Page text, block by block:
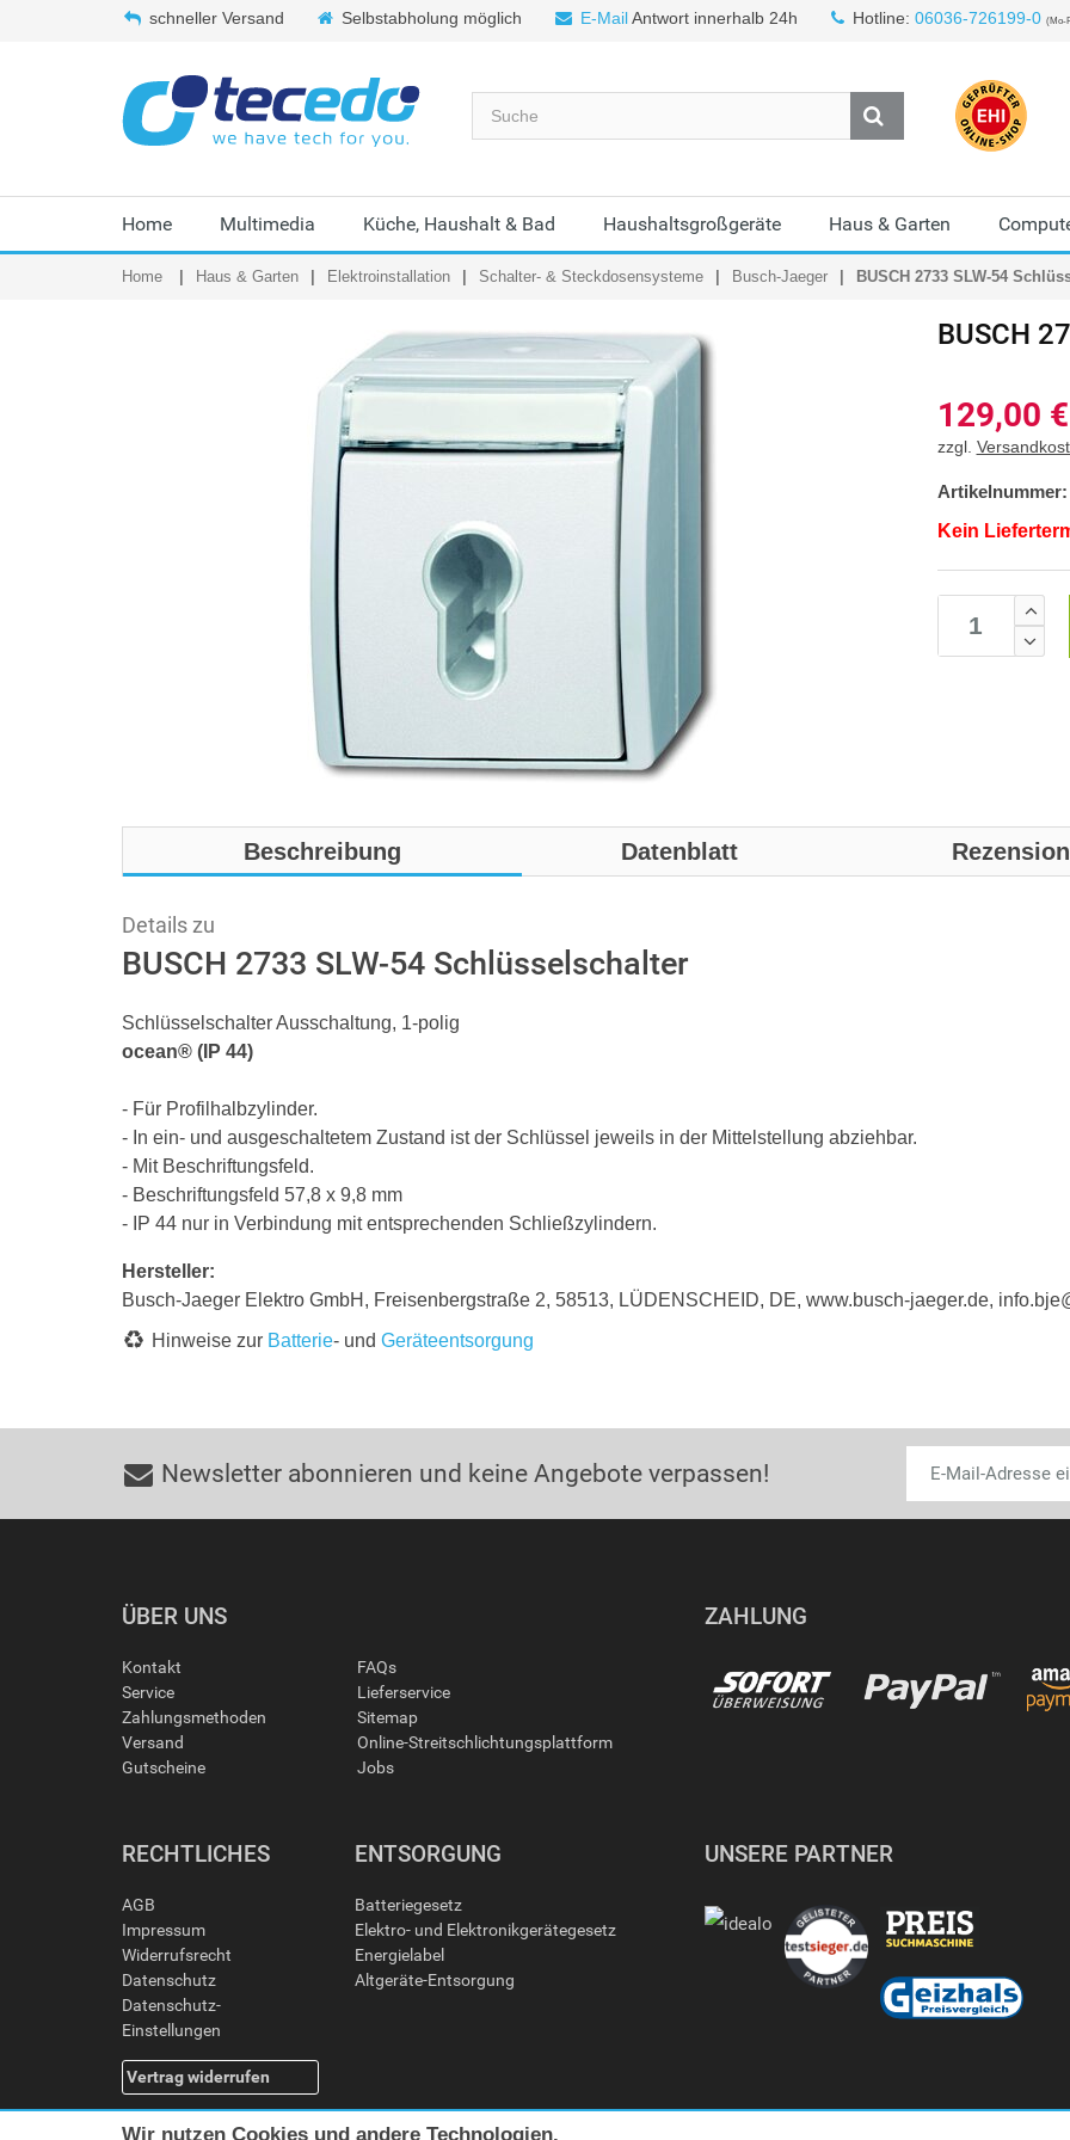
schneller Versand Selbstabholung möglich E-MailAntwort innerhalb 24h Hotline: 06036-726199-0 (Mo-
Home Multimedia Küche, Haushalt & Bad Haushaltsgroßgeräte Haus & Garten
Home Haus & Garten Elektroinstallation Schalter- & Steckdosensysteme Busch-Jaeger BUSCH 2733 SLW-54
BUSCH
129,00 €
zzgl.
Artikelnummer:
Kein
Beschreibung Datenblatt
Details zu
BUSCH 2733 SLW-54 Schlüsselschalter
Schlüsselschalter Ausschaltung, 1-polig
ocean® (IP 44)
- Für Profilhalbzylinder.
- In ein- und ausgeschaltetem Zustand ist der Schlüssel jeweils in der Mittelstellung abziehbar.
- Mit Beschriftungsfeld.
- Beschriftungsfeld 57,8 x 9,8 mm
- IP 44 nur in Verbindung mit entsprechenden Schließzylindern.
Hersteller:
Busch-Jaeger Elektro GmbH, Freisenbergstraße 2, 58513, LÜDENSCHEID, DE, www.busch-jaeger.de,
Hinweise zur Batterie- und Geräteentsorgung
Newsletter abonnieren und keine Angebote verpassen!
ÜBER UNS
Kontakt
Service
Zahlungsmethoden
Versand
Gutscheine
FAQs
Lieferservice
Sitemap
Online-Streitschlichtungsplattform
Jobs
ZAHLUNG
RECHTLICHES
AGB
Impressum
Widerrufsrecht
Datenschutz
Datenschutz-
Einstellungen
Vertrag widerrufen
ENTSORGUNG
Batteriegesetz
Elektro- und Elektronikgerätegesetz
Energielabel
Altgeräte-Entsorgung
UNSERE PARTNER
Wir nutzen Cookies und andere Technologien.